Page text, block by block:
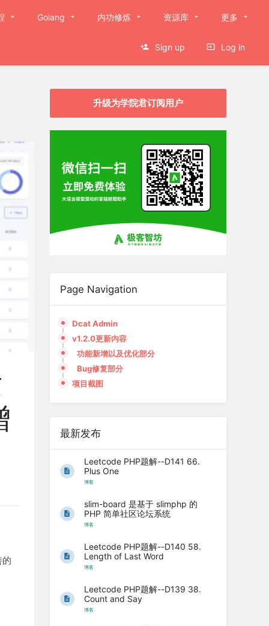
Golang 内功修炼 资源库 更多
Sign up Log in
升级为学院君订阅用户
Page Navigation
Dcat Admin
v1.2.0更新内容
功能新增以及优化部分
Bug修复部分
项目截图
最新发布
Leetcode PHP题解--D141 66.
Plus One
博客
slim-board 是基于 slimphp 的
PHP 简单社区论坛系统
博客
Leetcode PHP题解--D140 58.
Length of Last Word
博客
Leetcode PHP题解--D139 38.
Count and Say
博客